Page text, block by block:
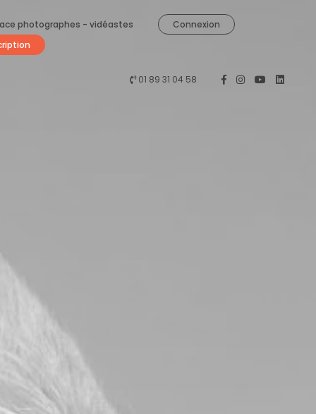
photographes - vidéastes
Connexion
01 89 31 04 58